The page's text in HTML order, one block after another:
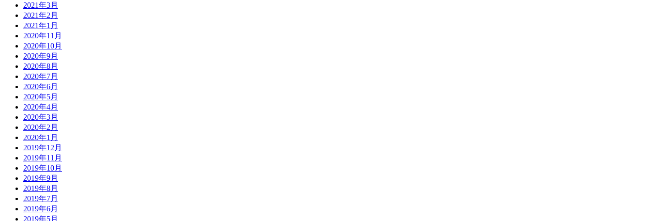
2021年3月
2021年2月
2021年1月
2020年11月
2020年10月
2020年9月
2020年8月
2020年7月
2020年6月
2020年5月
2020年4月
2020年3月
2020年2月
2020年1月
2019年12月
2019年11月
2019年10月
2019年9月
2019年8月
2019年7月
2019年6月
2019年5月